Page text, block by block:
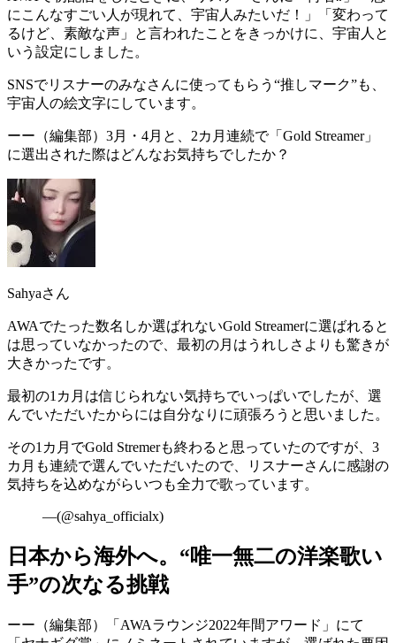
にこんなすごい人が現れて、宇宙人みたいだ！
」「変わって
るけど、素敵な声」と言われたことをきっかけに、宇宙人と
いう設定にしました。
SNSでリスナーのみなさんに使ってもらう“推しマーク”も、
宇宙人の絵文字にしています。
ーー（編集部） 3月・4月と、2カ月連続で「Gold Streamer」
に選出された際はどんなお気持ちでしたか？
Sahyaさん
AWAでたった数名しか選ばれないGold Streamerに選ばれると
は思っていなかったので、最初の月はうれしさよりも驚きが
大きかったです。
最初の1カ月は信じられない気持ちでいっぱいでしたが、 選
んでいただいたからには自分なりに頑張ろう と思いました。
その1カ月でGold Stremerも終わると思っていたのですが、3
カ月も連続で選んでいただいたので、リスナーさんに感謝の
気持ちを込めながらいつも全力で歌っています。
—(@sahya_officialx)
日本から海外へ。“唯一無二の洋楽歌い
手”の次なる挑戦
ーー（編集部）
「AWAラウンジ2022年間アワード」にて